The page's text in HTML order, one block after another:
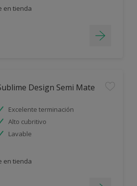
en tienda
Design Semi Mate
Excelente terminación
Alto cubritivo
Lavable
en tienda